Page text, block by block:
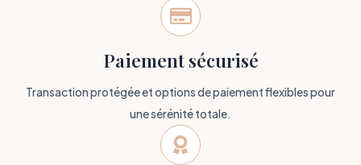

Paiement sécurisé
Transaction protégée et options de paiement flexibles pour
une sérénité totale.
